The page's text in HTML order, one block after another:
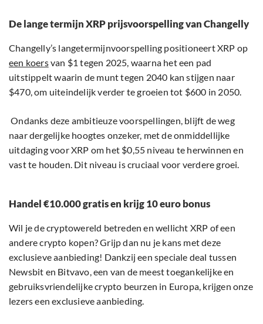
De lange termijn XRP prijsvoorspelling van Changelly
Changelly’s langetermijnvoorspelling positioneert XRP op
een koersvan $1 tegen 2025, waarna het een pad
uitstippelt waarin de munt tegen 2040 kan stijgen naar
$470, om uiteindelijk verder te groeien tot $600 in 2050.
Ondanks deze ambitieuze voorspellingen, blijft de weg
naar dergelijke hoogtes onzeker, met de onmiddellijke
uitdaging voor XRP om het $0,55 niveau te herwinnen en
vast te houden. Dit niveau is cruciaal voor verdere groei.
Handel €10.000 gratis en krijg 10 euro bonus
Wil je de cryptowereld betreden en wellicht XRP of een
andere crypto kopen? Grijp dan nu je kans met deze
exclusieve aanbieding! Dankzij een speciale deal tussen
Newsbit en Bitvavo, een van de meest toegankelijke en
gebruiksvriendelijke crypto beurzen in Europa, krijgen onze
lezers een exclusieve aanbieding.